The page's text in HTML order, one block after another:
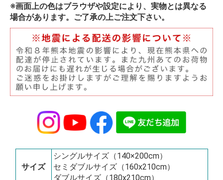
※画面上の色はブラウザや設定により、実物とは異なる
場合があります。ご了承の上ご注文下さい。
サイズ
シングルサイズ（140×200cm）
セミダブルサイズ（160x210cm）
ダブルサイズ（180x210cm）